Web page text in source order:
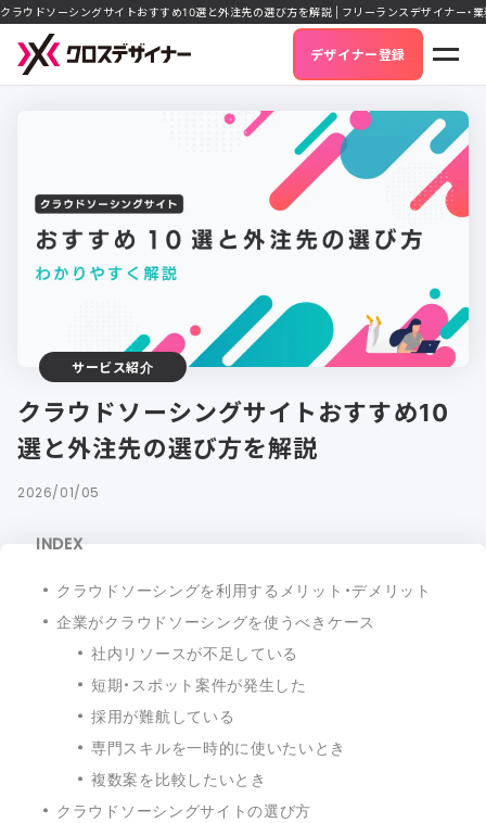
クラウドソーシングサイトおすすめ10選と外注先の選び方を解説 | フリーランスデザイナー・
デザイナー登録
サービス紹介
クラウドソーシングサイトおすすめ10
選と外注先の選び方を解説
2026/01/05
INDEX
クラウドソーシングを利用するメリット・デメリット
企業がクラウドソーシングを使うべきケース
社内リソースが不足している
短期・スポット案件が発生した
採用が難航している
専門スキルを一時的に使いたいとき
複数案を比較したいとき
クラウドソーシングサイトの選び方